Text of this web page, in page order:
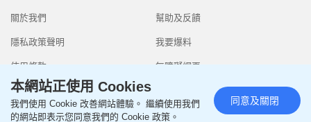
關於我們
隱私政策聲明
使用條款
幫助及反饋
我要爆料
無障礙網頁
本網站正使用 Cookies
我們使用 Cookie 改善網站體驗。 繼續使用我們
的網站即表示您同意我們的 Cookie 政策。
同意及關閉